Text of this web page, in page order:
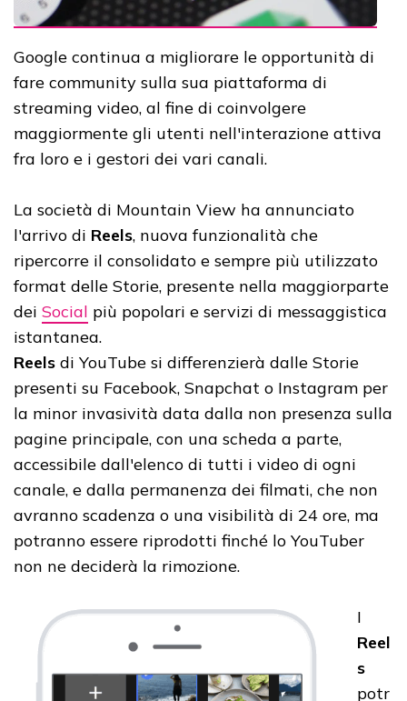
Google continua a migliorare le opportunità di
fare community sulla sua piattaforma di
streaming video, al fine di coinvolgere
maggiormente gli utenti nell'interazione attiva
fra loro e i gestori dei vari canali.
La società di Mountain View ha annunciato
l'arrivo di Reels, nuova funzionalità che
ripercorre il consolidato e sempre più utilizzato
format delle Storie, presente nella maggiorparte
dei Social più popolari e servizi di messaggistica
istantanea.
Reels di YouTube si differenzierà dalle Storie
presenti su Facebook, Snapchat o Instagram per
la minor invasività data dalla non presenza sulla
pagine principale, con una scheda a parte,
accessibile dall'elenco di tutti i video di ogni
canale, e dalla permanenza dei filmati, che non
avranno scadenza o una visibilità di 24 ore, ma
potranno essere riprodotti finché lo YouTuber
non ne deciderà la rimozione.
I
Reel
s
potr